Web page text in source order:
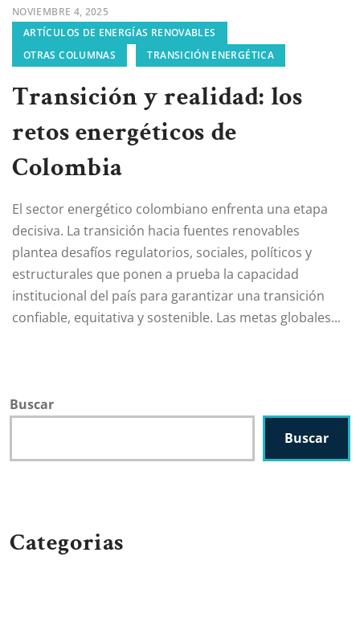
NOVIEMBRE 4, 2025
ARTÍCULOS DE ENERGÍAS RENOVABLES
OTRAS COLUMNAS
TRANSICIÓN ENERGÉTICA
Transición y realidad: los
retos energéticos de
Colombia
El sector energético colombiano enfrenta una etapa
decisiva. La transición hacia fuentes renovables
plantea desafíos regulatorios, sociales, políticos y
estructurales que ponen a prueba la capacidad
institucional del país para garantizar una transición
confiable, equitativa y sostenible. Las metas globales...
Buscar
Buscar
Categorias